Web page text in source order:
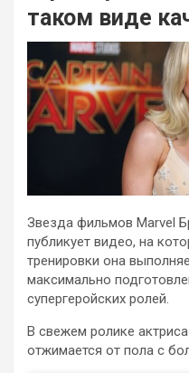
таком виде
Звезда фильмов Marvel
публикует видео, на
тренировки она
максимально
супергеройских ролей.
В свежем ролике
отжимается от пола с